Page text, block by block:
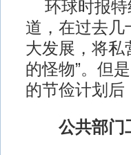
环球时报特
道，在过去几
大发展，将私
的怪物”。但
的节俭计划后
公共部门